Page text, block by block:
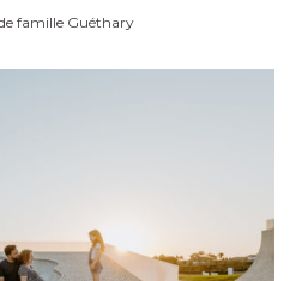
famille Guéthary